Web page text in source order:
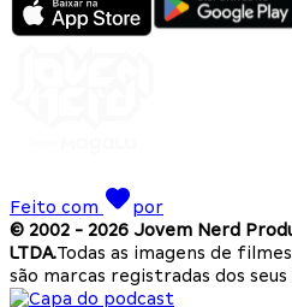
Feito com
por
© 2002 - 2026 Jovem Nerd
LTDA.Todas as imagens de
são marcas registradas dos